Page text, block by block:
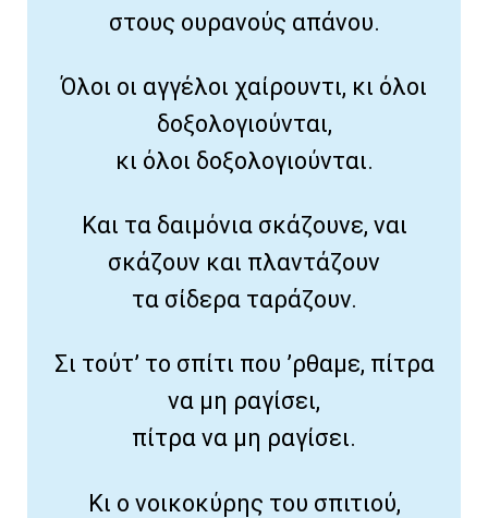
στους ουρανούς απάνου.
Όλοι οι αγγέλοι χαίρουντι, κι όλοι
δοξολογιούνται,
κι όλοι δοξολογιούνται.
Και τα δαιμόνια σκάζουνε, ναι
σκάζουν και πλαντάζουν
τα σίδερα ταράζουν.
Σι τούτ’ το σπίτι που ’ρθαμε, πίτρα
να μη ραγίσει,
πίτρα να μη ραγίσει.
Κι ο νοικοκύρης του σπιτιού,